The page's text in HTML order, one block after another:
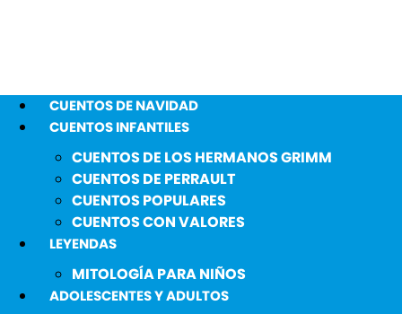
CUENTOS DE NAVIDAD
CUENTOS INFANTILES
CUENTOS DE LOS HERMANOS GRIMM
CUENTOS DE PERRAULT
CUENTOS POPULARES
CUENTOS CON VALORES
LEYENDAS
MITOLOGÍA PARA NIÑOS
ADOLESCENTES Y ADULTOS